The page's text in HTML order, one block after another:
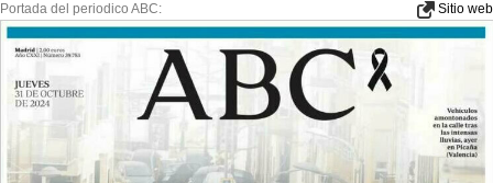
Portada del periodico ABC: Sitio web